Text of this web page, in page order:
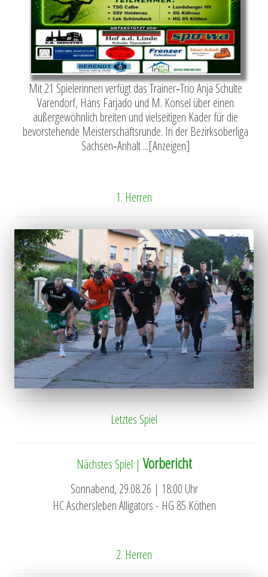
Mit 21 Spielerinnen verfügt das Trainer‑Trio Anja Schulte
Varendorf, Hans Farjado und M. Konsel über einen
außergewöhnlich breiten und vielseitigen Kader für die
bevorstehende Meisterschaftsrunde. In der Bezirksoberliga
Sachsen‑Anhalt ...[Anzeigen]
1. Herren
Letztes Spiel
Nächstes Spiel | Vorbericht
Sonnabend, 29.08.26 | 18:00 Uhr
HC Aschersleben Alligators - HG 85 Köthen
2. Herren